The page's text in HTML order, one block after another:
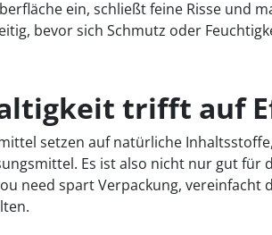
ein, schließt feine Risse und
bevor sich Schmutz oder
trifft auf
setzen auf natürliche
Es ist also nicht nur gut
need spart Verpackung,